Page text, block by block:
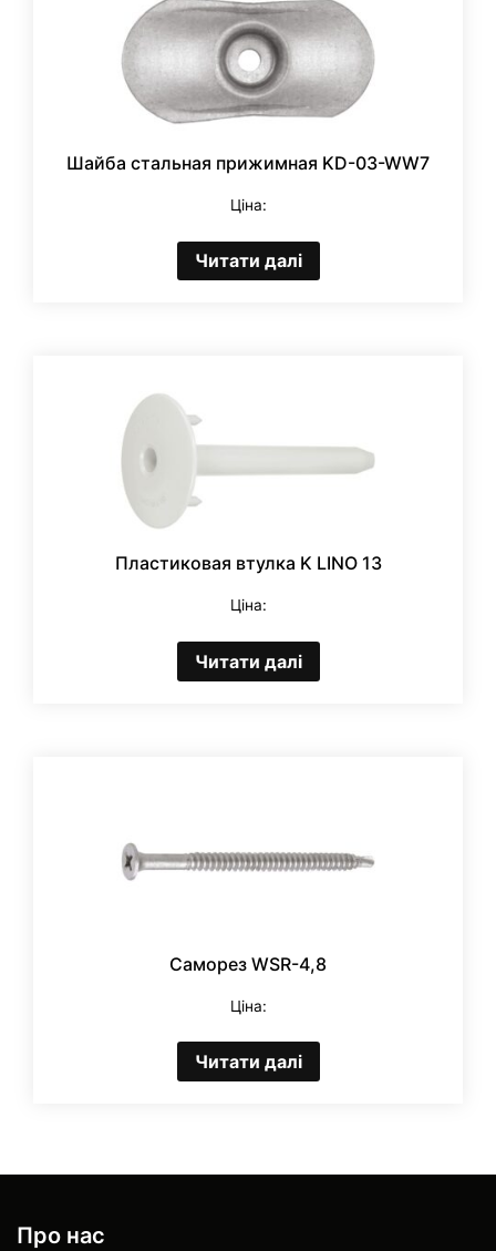
Шайба стальная прижимная KD-03-WW7
Ціна:
Читати далі
Пластиковая втулка K LINO 13
Ціна:
Читати далі
Саморез WSR-4,8
Ціна:
Читати далі
Про нас